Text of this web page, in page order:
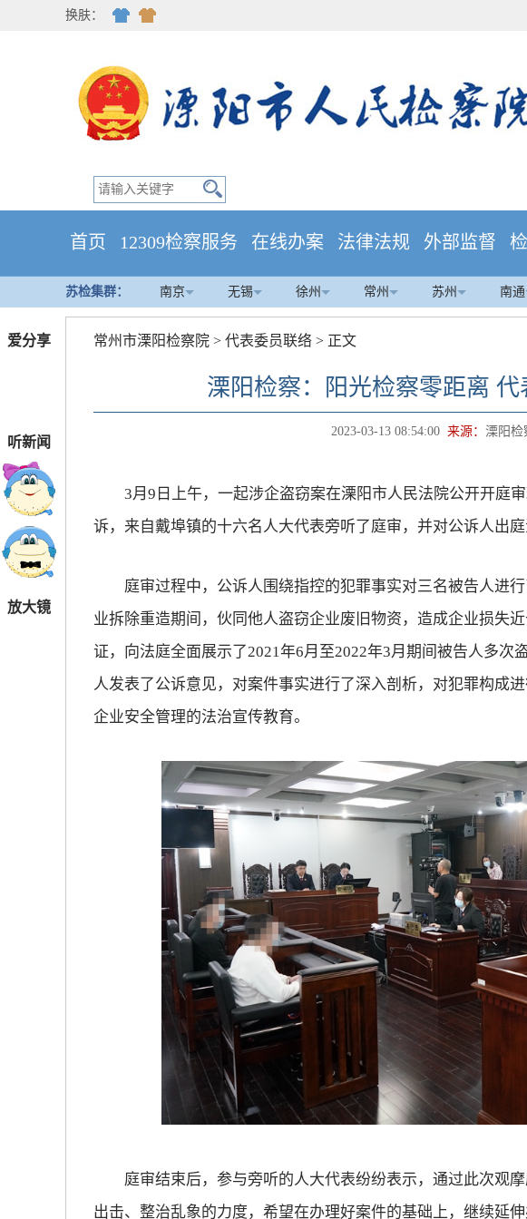
爱分享
听新闻
放大镜
换肤：
首页 12309检察服务 在线办案 法律法规 外部监督
苏检集群： 南京 无锡 徐州 常州 苏州 南通
常州市溧阳检察院 > 代表委员联络 > 正文
溧阳检察：阳光检察零距离 代
2023-03-13 08:54:00 来源： 溧阳检
3月9日上午，一起涉企盗窃案在溧阳市人民法院公开开庭审
诉，来自戴埠镇的十六名人大代表旁听了庭审，并对公诉人出庭
庭审过程中，公诉人围绕指控的犯罪事实对三名被告人进行
业拆除重造期间，伙同他人盗窃企业废旧物资，造成企业损失
证，向法庭全面展示了2021年6月至2022年3月期间被告人多次
人发表了公诉意见，对案件事实进行了深入剖析，对犯罪构成
企业安全管理的法治宣传教育。
庭审结束后，参与旁听的人大代表纷纷表示，通过此次观摩
出击、整治乱象的力度，希望在办理好案件的基础上，继续延